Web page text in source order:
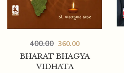
BHARAT BHAGYA
VIDHATA
400.00 360.00